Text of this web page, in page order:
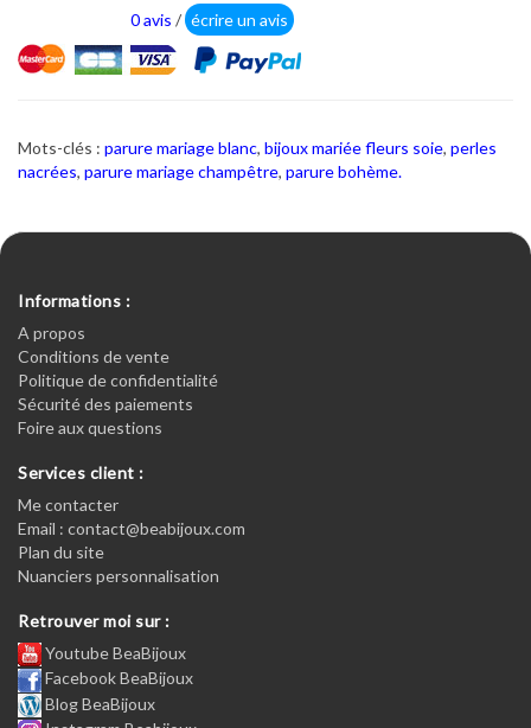
0 avis / écrire un avis
Mots-clés : parure mariage blanc, bijoux mariée fleurs soie, perles
nacrées, parure mariage champêtre, parure bohème.
Informations :
A propos
Conditions de vente
Politique de confidentialité
Sécurité des paiements
Foire aux questions
Services client :
Me contacter
Email : contact@beabijoux.com
Plan du site
Nuanciers personnalisation
Retrouver moi sur :
Youtube BeaBijoux
Facebook BeaBijoux
Blog BeaBijoux